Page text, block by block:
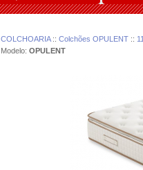
COLCHOARIA:: Colchões OPULENT::
Modelo: OPULENT